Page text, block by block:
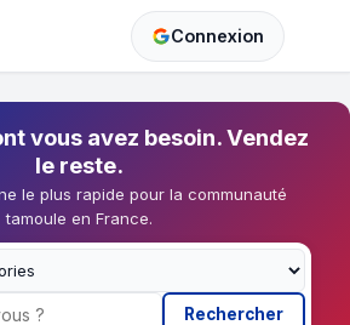
Connexion
vous avez besoin. Vendez
le reste.
le plus rapide pour la communauté
tamoule en France.
Rechercher